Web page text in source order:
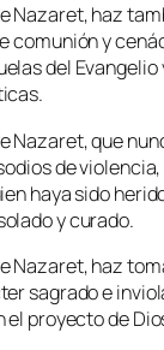
Nazaret, haz
comunión y
del Evangelio
Nazaret, que
de
haya sido
y curado.
Nazaret, haz
sagrado e
el proyecto de